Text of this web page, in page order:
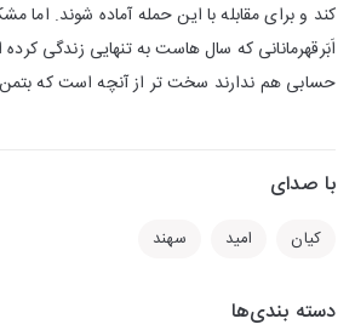
کند و برای مقابله با این حمله آماده شوند. اما
اَبَرقهرمانانی که سال هاست به تنهایی زندگی
حسابی هم ندارند سخت تر از آنچه است که
با صدای
کیان امید سهند
دسته بندی‌ها